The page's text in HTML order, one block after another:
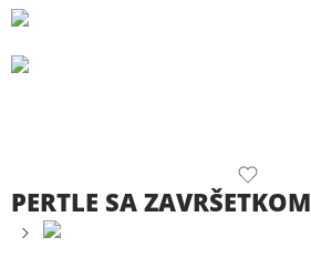
PERTLE SA ZAVRŠETKOM